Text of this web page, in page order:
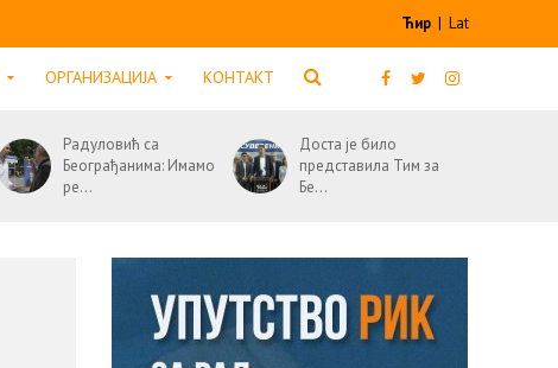
Ћир | Lat
ОРГАНИЗАЦИЈА КОНТАКТ
Радуловић са
Београђанима: Имамо
ре...
Доста је било
представила Тим за
Бе...